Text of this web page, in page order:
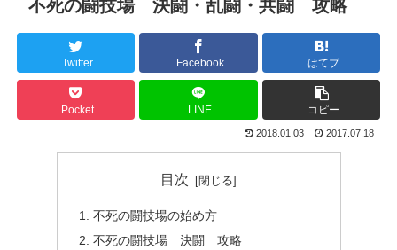
不死の闘技場 決闘・乱闘・共闘 攻略
Twitter Facebook はてブ
Pocket LINE コピー
2018.01.03 2017.07.18
目次
不死の闘技場の始め方
不死の闘技場 決闘 攻略